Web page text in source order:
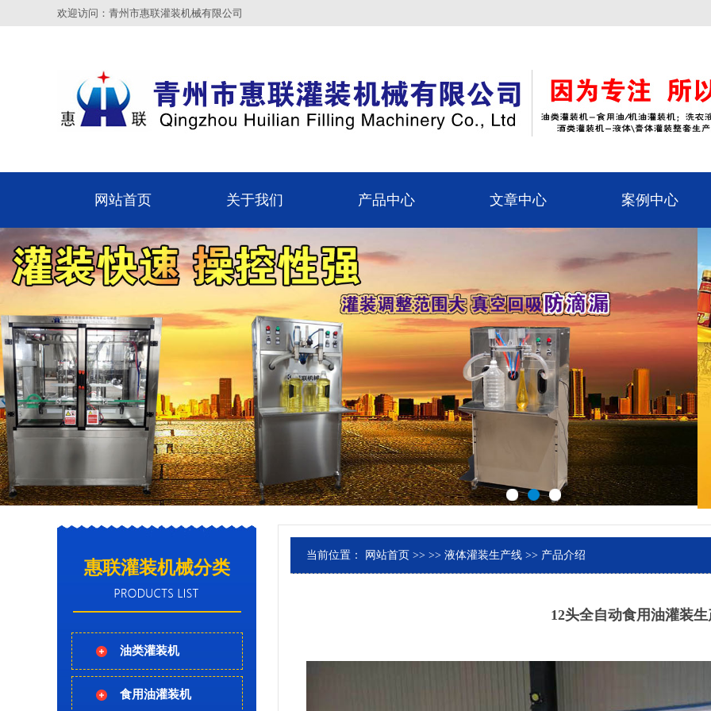
欢迎访问：青州市惠联灌装机械有限公司
网站首页 关于我们 产品中心 文章中心 案例中心
惠联灌装机械分类
油类灌装机
食用油灌装机
当前位置： 网站首页 >> >> 液体灌装生产线 >> 产品介绍
12头全自动食用油灌装